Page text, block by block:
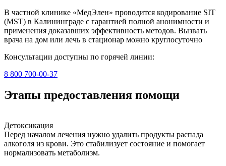
В частной клинике «МедЭлен» проводится кодирование SIT
(MST) в Калининграде с гарантией полной анонимности и
применения доказавших эффективность методов. Вызвать
врача на дом или лечь в стационар можно круглосуточно
Консультации доступны по горячей линии:
8 800 700-00-37
Этапы предоставления помощи
Детоксикация
Перед началом лечения нужно удалить продукты распада
алкоголя из крови. Это стабилизует состояние и помогает
нормализовать метаболизм.